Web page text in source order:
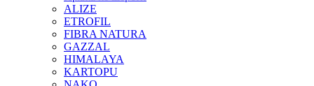
ALIZE
ETROFIL
FIBRA NATURA
GAZZAL
HIMALAYA
KARTOPU